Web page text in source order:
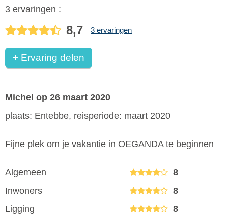
3 ervaringen :
8,7 3 ervaringen
+ Ervaring delen
Michel op 26 maart 2020
plaats: Entebbe, reisperiode: maart 2020
Fijne plek om je vakantie in OEGANDA te beginnen
Algemeen
8
Inwoners
8
Ligging
8